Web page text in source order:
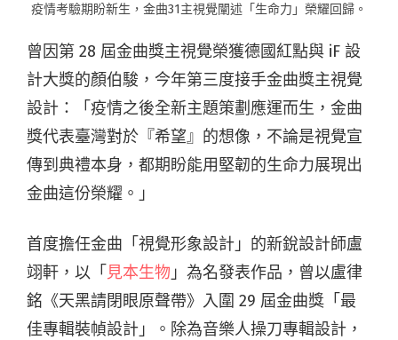
疫情考驗期盼新生，金曲31主視覺闡述「生命力」榮耀回歸。
曾因第 28 屆金曲獎主視覺榮獲德國紅點與 iF 設
計大獎的顏伯駿，今年第三度接手金曲獎主視覺
設計：「疫情之後全新主題策劃應運而生，金曲
獎代表臺灣對於『希望』的想像，不論是視覺宣
傳到典禮本身，都期盼能用堅韌的生命力展現出
金曲這份榮耀。」
首度擔任金曲「視覺形象設計」的新銳設計師盧
翊軒，以「 見本生物 」為名發表作品，曾以盧律
銘《天黑請閉眼原聲帶》入圍 29 屆金曲獎「最
佳專輯裝幀設計」。除為音樂人操刀專輯設計，